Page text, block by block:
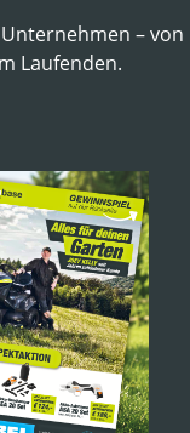
–
Laufenden.